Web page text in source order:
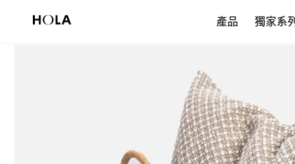
產品 獨家系列